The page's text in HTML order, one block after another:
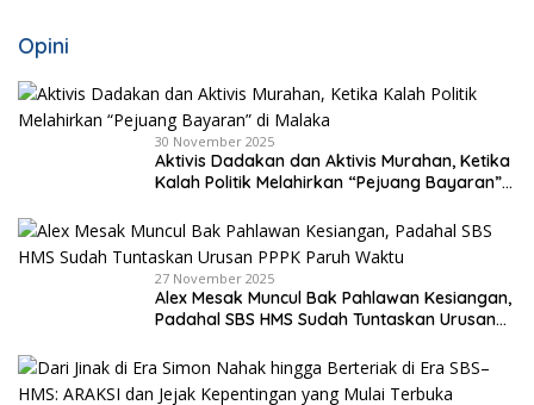
Opini
30 November 2025
Aktivis Dadakan dan Aktivis Murahan, Ketika
Kalah Politik Melahirkan “Pejuang Bayaran”
27 November 2025
Alex Mesak Muncul Bak Pahlawan Kesiangan,
Padahal SBS HMS Sudah Tuntaskan Urusan